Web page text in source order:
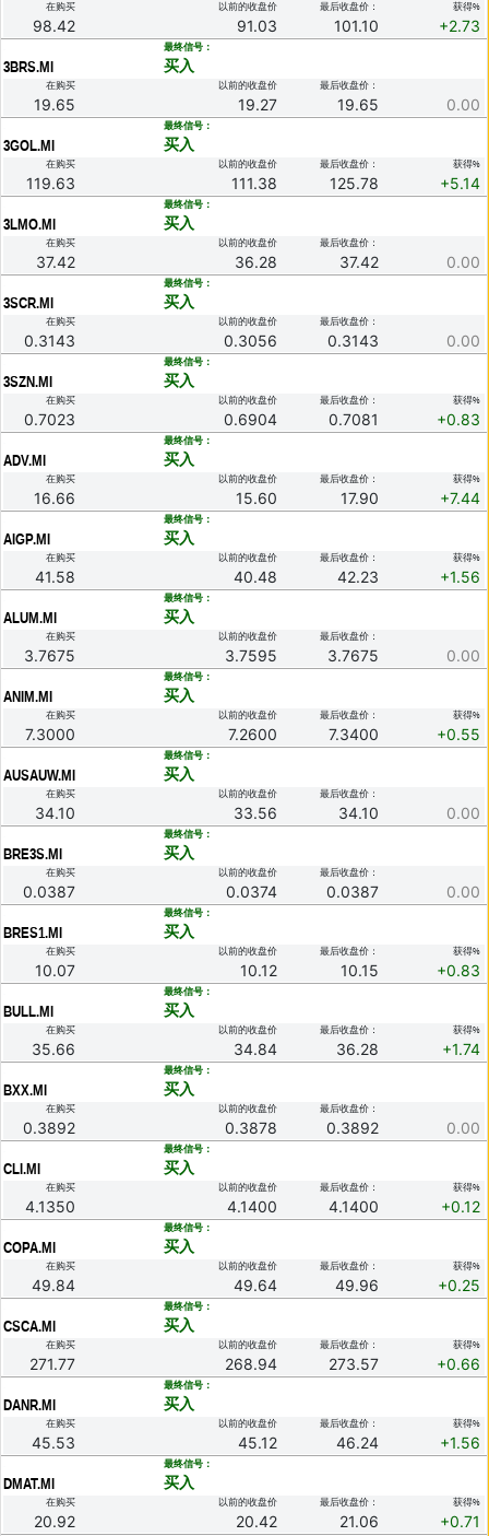
在购买
98.42
以前的收盘价
91.03
最后收盘价：
101.10
获得%
+2.73
3BRS.MI
最终信号：
买入
在购买
19.65
以前的收盘价
19.27
最后收盘价：
19.65 0.00
3GOL.MI
最终信号：
买入
在购买
119.63
以前的收盘价
111.38
最后收盘价：
125.78
获得%
+5.14
3LMO.MI
最终信号：
买入
在购买
37.42
以前的收盘价
36.28
最后收盘价：
37.42 0.00
3SCR.MI
最终信号：
买入
在购买
0.3143
以前的收盘价
0.3056
最后收盘价：
0.3143 0.00
3SZN.MI
最终信号：
买入
在购买
0.7023
以前的收盘价
0.6904
最后收盘价：
0.7081
获得%
+0.83
ADV.MI
最终信号：
买入
在购买
16.66
以前的收盘价
15.60
最后收盘价：
17.90
获得%
+7.44
AIGP.MI
最终信号：
买入
在购买
41.58
以前的收盘价
40.48
最后收盘价：
42.23
获得%
+1.56
ALUM.MI
最终信号：
买入
在购买
3.7675
以前的收盘价
3.7595
最后收盘价：
3.7675 0.00
ANIM.MI
最终信号：
买入
在购买
7.3000
以前的收盘价
7.2600
最后收盘价：
7.3400
获得%
+0.55
AUSAUW.MI
最终信号：
买入
在购买
34.10
以前的收盘价
33.56
最后收盘价：
34.10 0.00
BRE3S.MI
最终信号：
买入
在购买
0.0387
以前的收盘价
0.0374
最后收盘价：
0.0387 0.00
BRES1.MI
最终信号：
买入
在购买
10.07
以前的收盘价
10.12
最后收盘价：
10.15
获得%
+0.83
BULL.MI
最终信号：
买入
在购买
35.66
以前的收盘价
34.84
最后收盘价：
36.28
获得%
+1.74
BXX.MI
最终信号：
买入
在购买
0.3892
以前的收盘价
0.3878
最后收盘价：
0.3892 0.00
CLI.MI
最终信号：
买入
在购买
4.1350
以前的收盘价
4.1400
最后收盘价：
4.1400
获得%
+0.12
COPA.MI
最终信号：
买入
在购买
49.84
以前的收盘价
49.64
最后收盘价：
49.96
获得%
+0.25
CSCA.MI
最终信号：
买入
在购买
271.77
以前的收盘价
268.94
最后收盘价：
273.57
获得%
+0.66
DANR.MI
最终信号：
买入
在购买
45.53
以前的收盘价
45.12
最后收盘价：
46.24
获得%
+1.56
DMAT.MI
最终信号：
买入
在购买
20.92
以前的收盘价
20.42
最后收盘价：
21.06
获得%
+0.71